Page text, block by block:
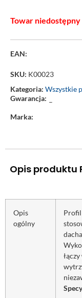
Towar niedostępny
EAN:
SKU: K00023
Kategoria: Wszystkie
Gwarancja: –
Marka:
Opis produktu
Opis
ogólny